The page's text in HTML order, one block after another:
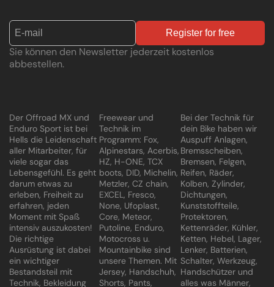
Register for free
Sie können den Newsletter jederzeit kostenlos
abbestellen.
Der Offroad MX und
Enduro Sport ist bei
Hells die Leidenschaft
aller Mitarbeiter, für
viele sogar das
Lebensgefühl. Es geht
darum etwas zu
erleben, Freiheit zu
erfahren, jeden
Moment mit Spaß
intensiv auszukosten!
Die richtige
Ausrüstung ist dabei
ein wichtiger
Bestandsteil mit
Technik, Bekleidung
Freewear und
Technik im
Programm: Fox,
Alpinestars, Acerbis,
HZ, H-ONE, TCX
boots, DID, Michelin,
Metzler, CZ chain,
EXCEL, Fresco,
None, Ufoplast,
Core, Meteor,
Putoline, Enduro,
Motocross u.
Mountainbike sind
unsere Themen. Mit
Jersey, Handschuh,
Shorts, Pants,
Bei der Technik für
dein Bike haben wir
Auspuff Anlagen,
Bremsscheiben,
Bremsen, Felgen,
Reifen, Räder,
Kolben, Zylinder,
Dichtungen,
Kunststoffteile,
Protektoren,
Kettenräder, Kühler,
Ketten, Hebel, Lager,
Lenker, Batterien,
Schalter, Werkzeug,
Handschützer und
alles was Männer,